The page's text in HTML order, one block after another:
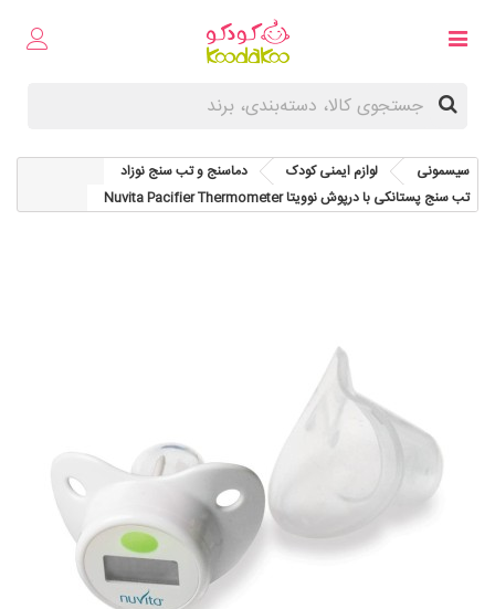
سیسمونی لوازم ایمنی کودک
دماسنج و تب سنج نوزاد
تب سنج پستانکی با درپوش نوویتا Nuvita Pacifier Thermometer